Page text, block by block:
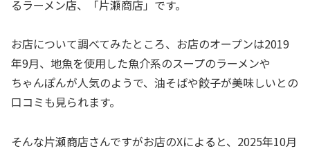
るラーメン店、「片瀬商店」です。
お店について調べてみたところ、お店のオープンは2019
年9月、地魚を使用した魚介系のスープのラーメンや
ちゃんぽんが人気のようで、油そばや餃子が美味しいとの
口コミも見られます。
そんな片瀬商店さんですがお店のXによると、2025年10月